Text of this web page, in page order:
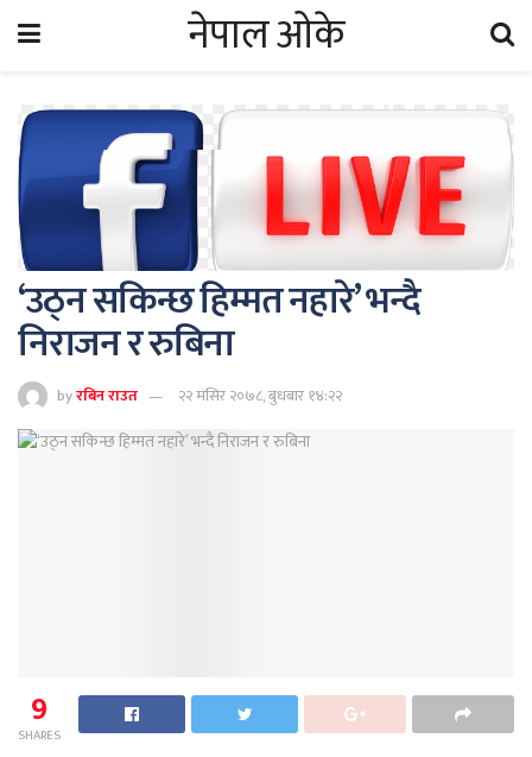
नेपाल ओके
‘उठ्न सकिन्छ हिम्मत नहारे’ भन्दै
निराजन र रुबिना
byरबिन राउत २२ मंसिर २०७८, बुधबार १४:२२
9
SHARES